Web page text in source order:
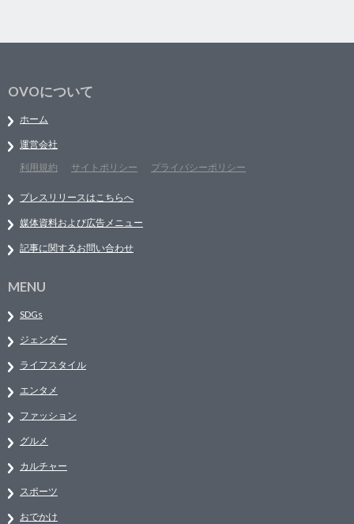
OVOについて
ホーム
運営会社
利用規約
サイトポリシー プライバシーポリシー
プレスリリースはこちらへ
媒体資料および広告メニュー
記事に関するお問い合わせ
MENU
SDGs
ジェンダー
ライフスタイル
エンタメ
ファッション
グルメ
カルチャー
スポーツ
おでかけ